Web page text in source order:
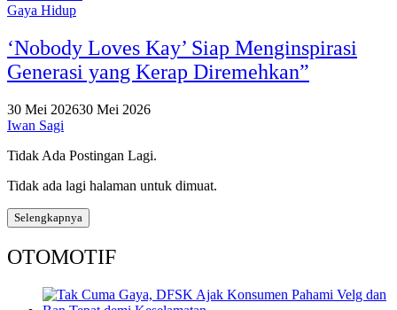
Gaya Hidup
‘Nobody Loves Kay’ Siap Menginspirasi
Generasi yang Kerap Diremehkan”
30 Mei 202630 Mei 2026
Iwan Sagi
Tidak Ada Postingan Lagi.
Tidak ada lagi halaman untuk dimuat.
Selengkapnya
OTOMOTIF